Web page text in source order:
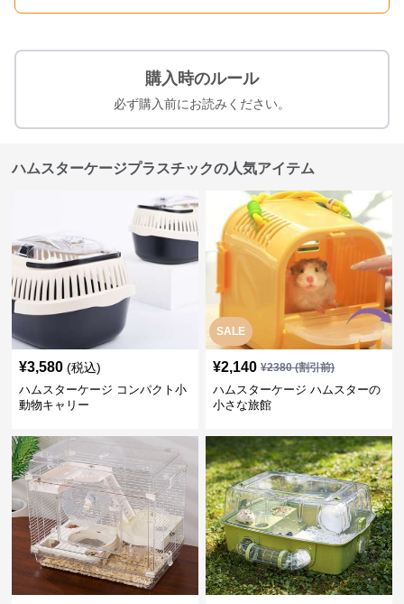
購入時のルール
必ず購入前にお読みください。
ハムスターケージプラスチックの人気アイテム
¥3,580 (税込)
ハムスターケージ コンパクト小
動物キャリー
SALE
¥2,140 ¥2380(割引前)
ハムスターケージ ハムスターの
小さな旅館